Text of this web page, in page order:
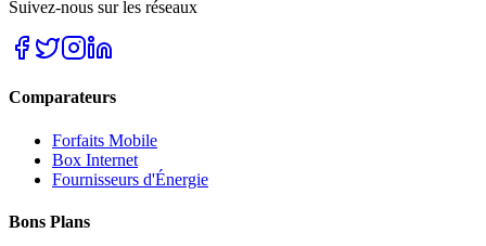
Suivez-nous sur les réseaux
Comparateurs
Forfaits Mobile
Box Internet
Fournisseurs d'Énergie
Bons Plans